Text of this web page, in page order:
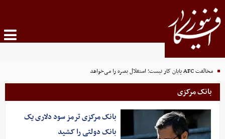
مخالفت AFC پایان کار نیست؛ استقلال بصره را می‌خواهد
بانک مرکزی
بانک مرکزی ترمز سود دلاری یک
بانک دولتی را کشید